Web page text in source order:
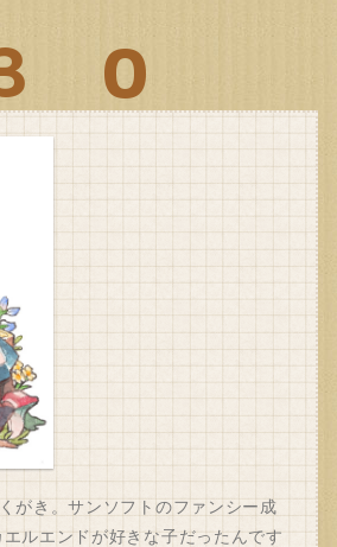
がき。サンソフトのファンシー成
ルエンドが好きな子だったんです